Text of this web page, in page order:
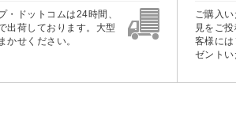
・ドットコムは24時間、
出荷しております。大型
かせください。
ご購入
見をご
客様に
ゼントい